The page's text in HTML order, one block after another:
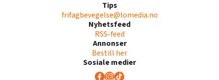
Tips
frifagbevegelse@lomedia.no
Nyhetsfeed
RSS-feed
Annonser
Bestill her
Sosiale medier